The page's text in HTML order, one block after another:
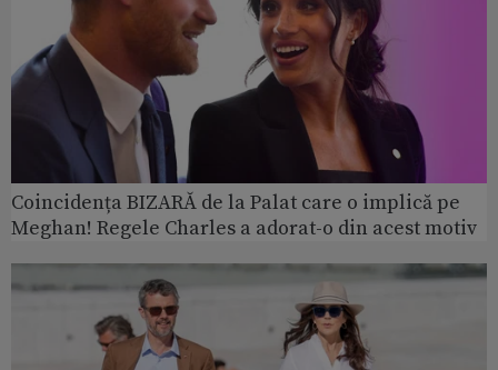
Coincidența BIZARĂ de la Palat care o implică pe
Meghan! Regele Charles a adorat-o din acest motiv